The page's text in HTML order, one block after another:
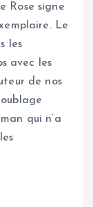
Rose signe
Le
les
avec les
de nos
qui n’a